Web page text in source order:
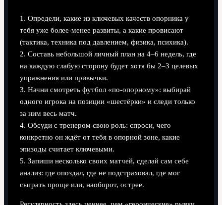
1. Определи, какие из ключевых качеств опорника у
тебя уже более-менее развиты, а какие провисают
(тактика, техника под давлением, физика, психика).
2. Составь небольшой личный план на 4–6 недель, где
на каждую слабую сторону будет хотя бы 2–3 целевых
упражнения или привычки.
3. Начни смотреть футбол «по-опорному»: выбирай
одного игрока на позиции «шестёрки» и следи только
за ним весь матч.
4. Обсуди с тренером свою роль: спроси, чего
конкретно он ждёт от тебя в опорной зоне, какие
эпизоды считает ключевыми.
5. Запиши несколько своих матчей, сделай сам себе
анализ: где опоздал, где не подстраховал, где мог
сыграть проще или, наоборот, острее.